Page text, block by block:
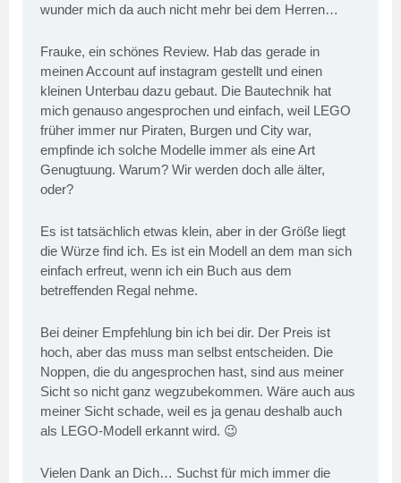
wunder mich da auch nicht mehr bei dem Herren…
Frauke, ein schönes Review. Hab das gerade in
meinen Account auf instagram gestellt und einen
kleinen Unterbau dazu gebaut. Die Bautechnik hat
mich genauso angesprochen und einfach, weil LEGO
früher immer nur Piraten, Burgen und City war,
empfinde ich solche Modelle immer als eine Art
Genugtuung. Warum? Wir werden doch alle älter,
oder?
Es ist tatsächlich etwas klein, aber in der Größe liegt
die Würze find ich. Es ist ein Modell an dem man sich
einfach erfreut, wenn ich ein Buch aus dem
betreffenden Regal nehme.
Bei deiner Empfehlung bin ich bei dir. Der Preis ist
hoch, aber das muss man selbst entscheiden. Die
Noppen, die du angesprochen hast, sind aus meiner
Sicht so nicht ganz wegzubekommen. Wäre auch aus
meiner Sicht schade, weil es ja genau deshalb auch
als LEGO-Modell erkannt wird. 😉
Vielen Dank an Dich… Suchst für mich immer die